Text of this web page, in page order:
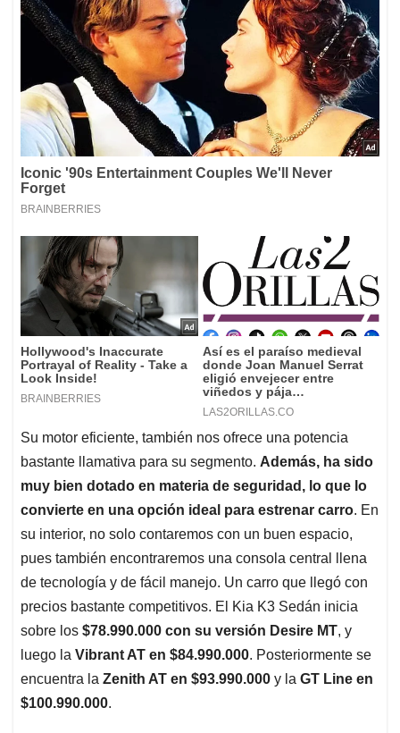
Su motor eficiente, también nos ofrece una potencia
bastante llamativa para su segmento. Además, ha sido
muy bien dotado en materia de seguridad, lo que lo
convierte en una opción ideal para estrenar carro. En
su interior, no solo contaremos con un buen espacio,
pues también encontraremos una consola central llena
de tecnología y de fácil manejo. Un carro que llegó con
precios bastante competitivos. El Kia K3 Sedán inicia
sobre los $78.990.000 con su versión Desire MT, y
luego la Vibrant AT en $84.990.000. Posteriormente se
encuentra la Zenith AT en $93.990.000 y la GT Line en
$100.990.000.